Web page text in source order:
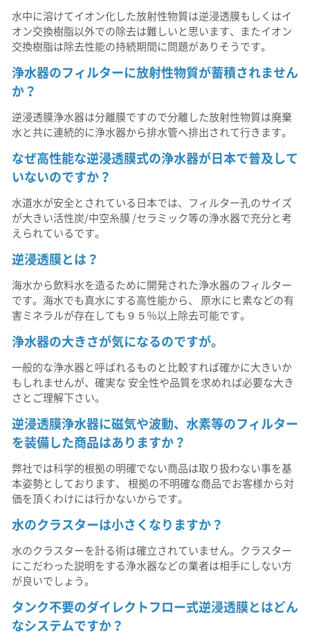
水中に溶けてイオン化した放射性物質は逆浸透膜もしくはイ
オン交換樹脂以外での除去は難しいと思います、またイオン
交換樹脂は除去性能の持続期間に問題がありそうです。
浄水器のフィルターに放射性物質が蓄積されません
か？
逆浸透膜浄水器は分離膜ですので分離した放射性物質は廃棄
水と共に連続的に浄水器から排水管へ排出されて行きます。
なぜ高性能な逆浸透膜式の浄水器が日本で普及して
いないのですか？
水道水が安全とされている日本では、フィルター孔のサイズ
が大きい活性炭/中空糸膜 /セラミック等の浄水器で充分と考
えられているです。
逆浸透膜とは？
海水から飲料水を造るために開発された浄水器のフィルター
です。海水でも真水にする高性能から、 原水にヒ素などの有
害ミネラルが存在しても９５％以上除去可能です。
浄水器の大きさが気になるのですが。
一般的な浄水器と呼ばれるものと比較すれば確かに大きいか
もしれませんが、確実な 安全性や品質を求めれば必要な大き
さとご理解下さい。
逆浸透膜浄水器に磁気や波動、水素等のフィルター
を装備した商品はありますか？
弊社では科学的根拠の明確でない商品は取り扱わない事を基
本姿勢としております、 根拠の不明確な商品でお客様から対
価を頂くわけには行かないからです。
水のクラスターは小さくなりますか？
水のクラスターを計る術は確立されていません。クラスター
にこだわった説明をする浄水器などの業者は相手にしない方
が良いでしょう。
タンク不要のダイレクトフロー式逆浸透膜とはどん
なシステムですか？